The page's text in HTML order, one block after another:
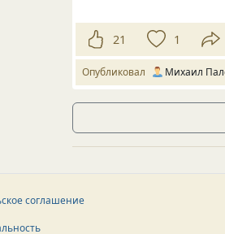
21 1
Опубликовал Михаил
соглашение